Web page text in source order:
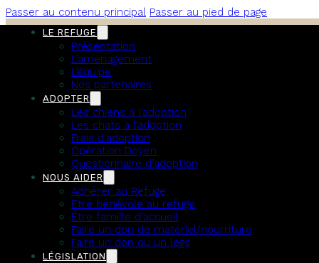
Passer au contenu principal Passer au pied de page
LE REFUGE
Présentation
L’aménagement
L’équipe
Nos partenaires
ADOPTER
Les chiens à l’adoption
Les chats à l’adoption
Frais d’adoption
Opération Doyen
Questionnaire d’adoption
NOUS AIDER
Adhérer au Refuge
Etre bénévole au refuge
Être famille d’accueil
Faire un don de matériel/nourriture
Faire un don ou un legs
LÉGISLATION
Connexion
Mentions légales
Politique de confidentialité
Connexion
Mentions légales
Politique de confidentialité